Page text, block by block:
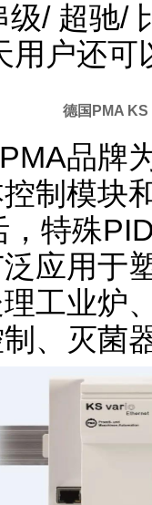
级/ 超驰/
用户还可
德国PMA
品牌
制模块
，特殊
应用于
工业炉
、灭菌